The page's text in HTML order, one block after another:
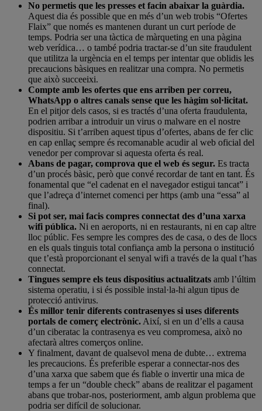
No permetis que les presses et facin abaixar la guàrdia.
Aquest dia és possible que en més d’un web trobis “Ofertes
Flaix” que només es mantenen durant un curt període de
temps. Podria ser una tàctica de màrqueting en una pàgina
web verídica… o també podria tractar-se d’un site fraudulent
que utilitza la urgència en el temps per intentar que oblidis les
precaucions bàsiques en realitzar una compra. No permetis
que això succeeixi.
Compte amb les ofertes que ens arriben per correu,
WhatsApp o altres canals sense que les hàgim sol·licitat.
En el pitjor dels casos, si es tractés d’una oferta fraudulenta,
podrien arribar a introduir un virus o malware en el nostre
dispositiu. Si t’arriben aquest tipus d’ofertes, abans de fer clic
en cap enllaç sempre és recomanable acudir al web oficial del
venedor per comprovar si aquesta oferta és real.
Abans de pagar, comprova que el web és segur. Es tracta
d’un procés bàsic, però que convé recordar de tant en tant. És
fonamental que “el cadenat en el navegador estigui tancat” i
que l’adreça d’internet comenci per https (amb una “essa” al
final).
Si pot ser, mai facis compres connectat des d’una xarxa
wifi pública. Ni en aeroports, ni en restaurants, ni en cap altre
lloc públic. Fes sempre les compres des de casa, o des de llocs
en els quals tinguis total confiança amb la persona o institució
que t’està proporcionant el senyal wifi a través de la qual t’has
connectat.
Tingues sempre els teus dispositius actualitzats amb l’últim
sistema operatiu, i si és possible instal·la-hi algun tipus de
protecció antivirus.
És millor tenir diferents contrasenyes si uses diferents
portals de comerç electrònic. Així, si en un d’ells a causa
d’un ciberatac la contrasenya es veu compromesa, això no
afectarà altres comerços online.
Y finalment, davant de qualsevol mena de dubte… extrema
les precaucions. És preferible esperar a connectar-nos des
d’una xarxa que sabem que és fiable o invertir una mica de
temps a fer un “double check” abans de realitzar el pagament
abans que trobar-nos, posteriorment, amb algun problema que
podria ser difícil de solucionar.